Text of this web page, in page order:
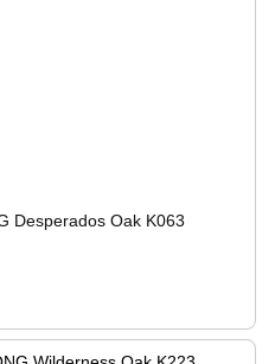
Desperados Oak K063